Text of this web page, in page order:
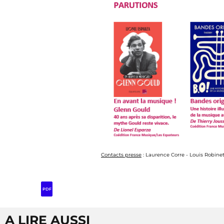
Contacts presse : Laurence Corre - Louis Robinet
PDF
A LIRE AUSSI